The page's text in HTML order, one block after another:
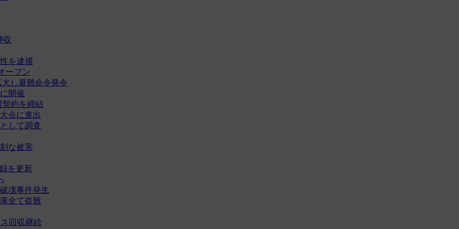
収
を逮捕
ープン
し避難命令発令
開催
約を締結
会に進出
して調査
な被害
を更新
壊事件発生
全て盗難
回収継続